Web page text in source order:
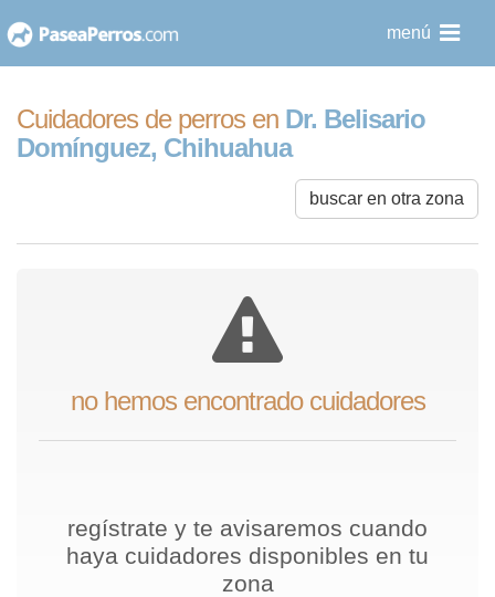
al
menú
Cuidadores de perros en Dr. Belisario
Domínguez, Chihuahua
buscar en otra zona
no hemos encontrado cuidadores
regístrate y te avisaremos cuando
haya cuidadores disponibles en tu
zona